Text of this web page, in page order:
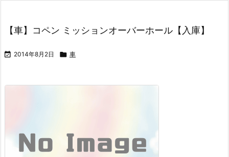
【車】コペン ミッションオーバーホール【入庫】
 2014年8月2日  車